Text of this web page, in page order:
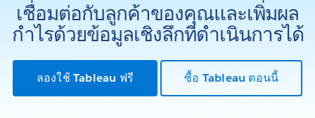
เชื่อมต่อกับลูกค้าของคุณและเพิ่มผล
กำไรด้วยข้อมูลเชิงลึกที่ดำเนินการได้
ลองใช้ Tableau ฟรี ซื้อ Tableau ตอนนี้